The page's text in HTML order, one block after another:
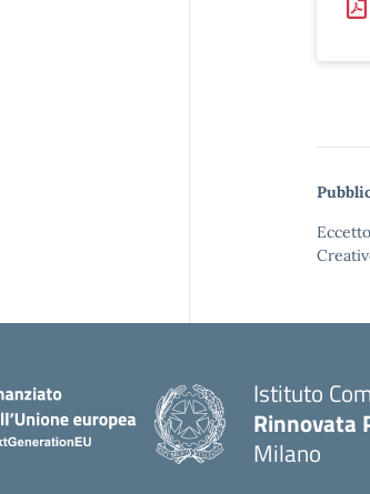
Istituto
Rinnovata
Milano